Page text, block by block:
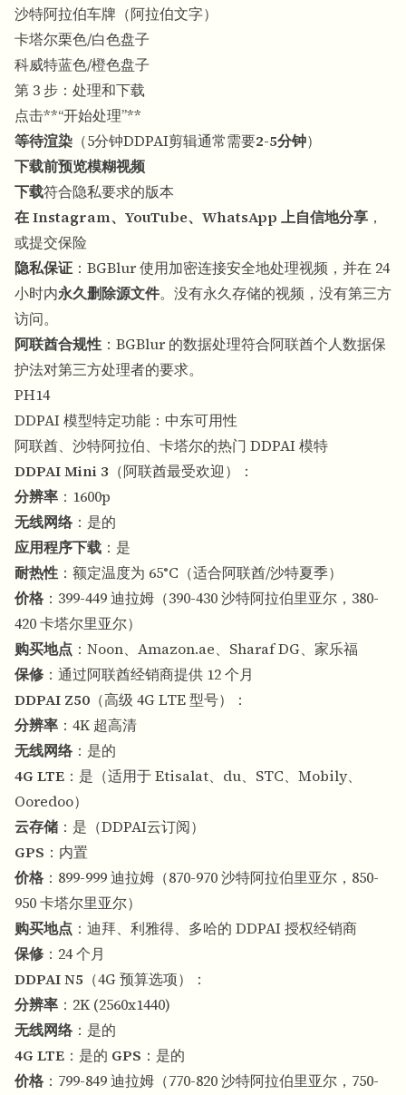
沙特阿拉伯车牌（阿拉伯文字）
卡塔尔栗色/白色盘子
科威特蓝色/橙色盘子
第 3 步：处理和下载
点击**“开始处理”**
等待渲染 （5分钟DDPAI剪辑通常需要2-5分钟）
下载前预览模糊视频
下载符合隐私要求的版本
在 Instagram、YouTube、WhatsApp 上自信地分享 ，
或提交保险
隐私保证 ：BGBlur 使用加密连接安全地处理视频，并在 24
小时内永久删除源文件。没有永久存储的视频，没有第三方
访问。
阿联酋合规性 ：BGBlur 的数据处理符合阿联酋个人数据保
护法对第三方处理者的要求。
PH14
DDPAI 模型特定功能：中东可用性
阿联酋、沙特阿拉伯、卡塔尔的热门 DDPAI 模特
DDPAI Mini 3 （阿联酋最受欢迎）：
分辨率 ：1600p
无线网络：是的
应用程序下载 ：是
耐热性 ：额定温度为 65°C（适合阿联酋/沙特夏季）
价格 ：399-449 迪拉姆（390-430 沙特阿拉伯里亚尔，380-
420 卡塔尔里亚尔）
购买地点 ：Noon、Amazon.ae、Sharaf DG、家乐福
保修 ：通过阿联酋经销商提供 12 个月
DDPAI Z50 （高级 4G LTE 型号）：
分辨率 ：4K 超高清
无线网络：是的
4G LTE ：是（适用于 Etisalat、du、STC、Mobily、
Ooredoo）
云存储 ：是（DDPAI云订阅）
GPS ：内置
价格 ：899-999 迪拉姆（870-970 沙特阿拉伯里亚尔，850-
950 卡塔尔里亚尔）
购买地点 ：迪拜、利雅得、多哈的 DDPAI 授权经销商
保修 ：24 个月
DDPAI N5 （4G 预算选项）：
分辨率 ：2K (2560x1440)
无线网络：是的
4G LTE ：是的 GPS ：是的
价格 ：799-849 迪拉姆（770-820 沙特阿拉伯里亚尔，750-